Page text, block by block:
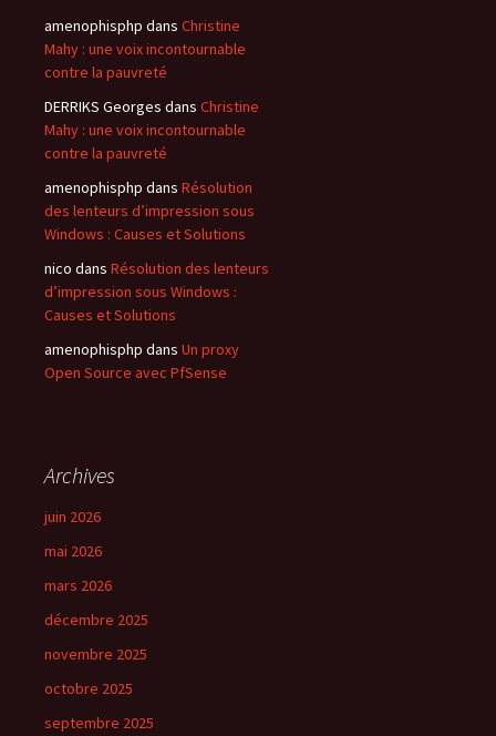
amenophisphp dans Christine
Mahy : une voix incontournable
contre la pauvreté
DERRIKS Georges dans Christine
Mahy : une voix incontournable
contre la pauvreté
amenophisphp dans Résolution
des lenteurs d’impression sous
Windows : Causes et Solutions
nico dans Résolution des lenteurs
d’impression sous Windows :
Causes et Solutions
amenophisphp dans Un proxy
Open Source avec PfSense
Archives
juin 2026
mai 2026
mars 2026
décembre 2025
novembre 2025
octobre 2025
septembre 2025